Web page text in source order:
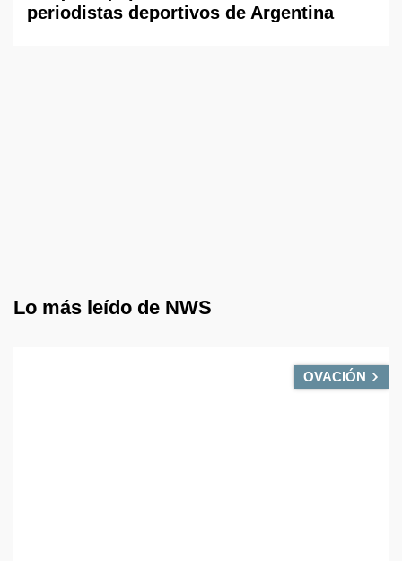
periodistas deportivos de Argentina
Lo más leído de NWS
OVACIÓN